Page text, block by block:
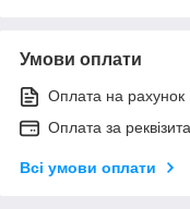
Умови оплати
Оплата на рахунок
Оплата за
Всі умови оплати